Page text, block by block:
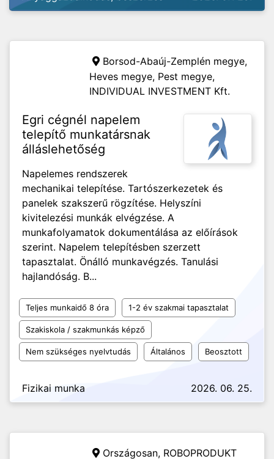
Borsod-Abaúj-Zemplén megye,
Heves megye, Pest megye,
INDIVIDUAL INVESTMENT Kft.
Egri cégnél napelem
telepítő munkatársnak
álláslehetőség
Napelemes rendszerek
mechanikai telepítése. Tartószerkezetek és
panelek szakszerű rögzítése. Helyszíni
kivitelezési munkák elvégzése. A
munkafolyamatok dokumentálása az előírások
szerint. Napelem telepítésben szerzett
tapasztalat. Önálló munkavégzés. Tanulási
hajlandóság. B...
Teljes munkaidő 8 óra 1-2 év szakmai tapasztalat
Szakiskola / szakmunkás képző
Nem szükséges nyelvtudás Általános Beosztott
Fizikai munka 2026. 06. 25.
Országosan, ROBOPRODUKT